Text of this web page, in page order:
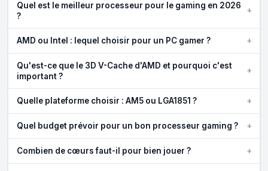
Quel est le meilleur processeur pour le gaming en 2026
?
+
AMD ou Intel : lequel choisir pour un PC gamer ? +
Qu'est-ce que le 3D V-Cache d'AMD et pourquoi c'est
important ?
+
Quelle plateforme choisir : AM5 ou LGA1851 ? +
Quel budget prévoir pour un bon processeur gaming ? +
Combien de cœurs faut-il pour bien jouer ? +